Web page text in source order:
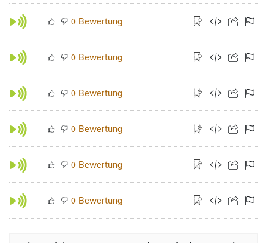
0 Bewertung
0 Bewertung
0 Bewertung
0 Bewertung
0 Bewertung
0 Bewertung